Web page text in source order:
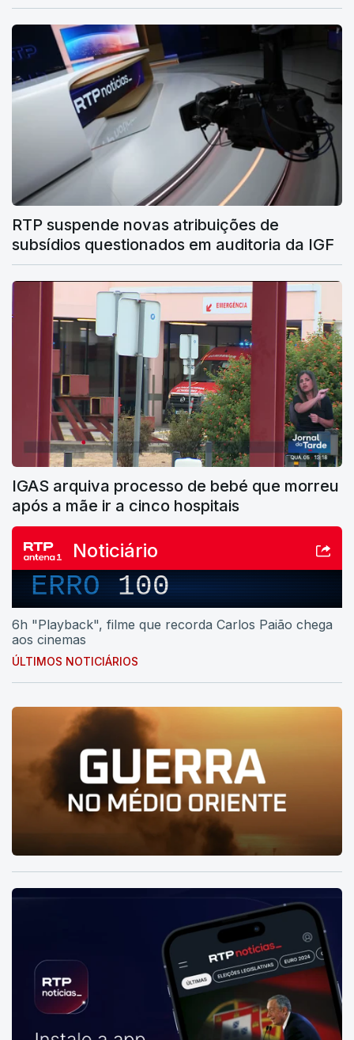
RTP suspende novas atribuições de
subsídios questionados em auditoria da IGF
IGAS arquiva processo de bebé que morreu
após a mãe ir a cinco hospitais
Noticiário
ERRO 100
6h "Playback", filme que recorda Carlos Paião chega
aos cinemas
ÚLTIMOS NOTICIÁRIOS